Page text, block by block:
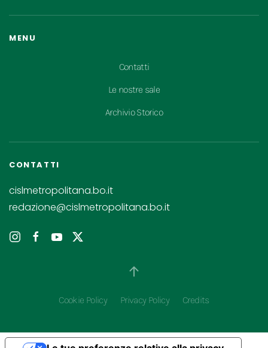
MENU
Contatti
Le nostre sale
Archivio Storico
CONTATTI
cislmetropolitana.bo.it
redazione@cislmetropolitana.bo.it
Cookie Policy Privacy Policy Credits